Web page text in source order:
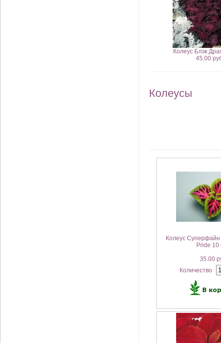
Колеус Блэк
45.00
Колеусы
Колеус
Pride 10
35.00
Количество